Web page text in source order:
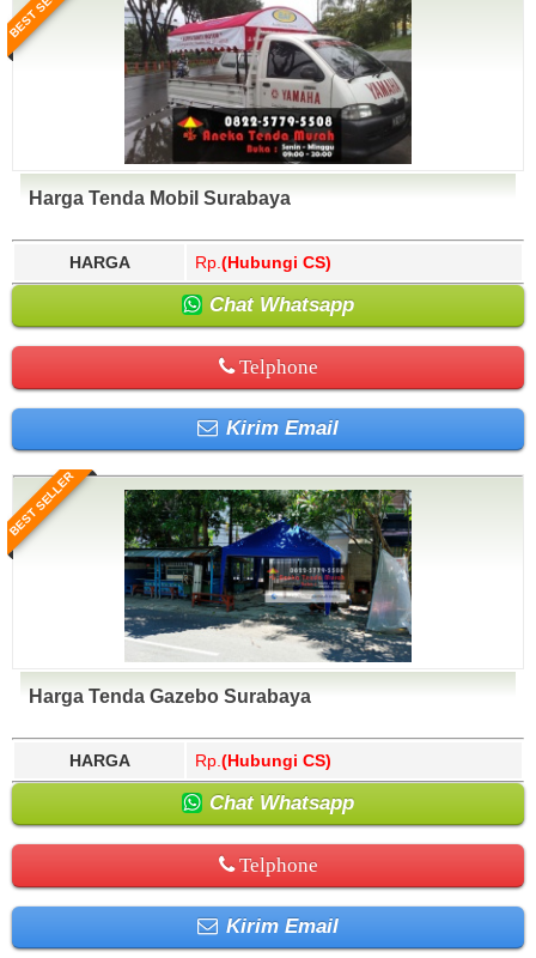
Harga Tenda Mobil Surabaya
HARGA Rp. (Hubungi CS)
Chat Whatsapp
Telphone
Kirim Email
BEST SELLER
Harga Tenda Gazebo Surabaya
HARGA Rp. (Hubungi CS)
Chat Whatsapp
Telphone
Kirim Email